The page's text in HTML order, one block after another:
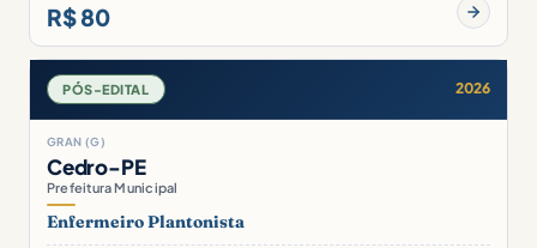
R$ 80
PÓS-EDITAL 2026
GRAN (G)
Cedro-PE
Prefeitura Municipal
Enfermeiro Plantonista